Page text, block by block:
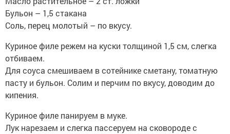
Бульон – 1,5 стакана
Соль, перец молотый – по вкусу.
Куриное филе режем на куски толщиной 1,5 см, слегка
отбиваем.
Для соуса смешиваем в сотейнике сметану, томатную
пасту и бульон. Солим и перчим по вкусу, доводим до
кипения.
Куриное филе панируем в муке.
Лук нарезаем и слегка пассеруем на сковороде с